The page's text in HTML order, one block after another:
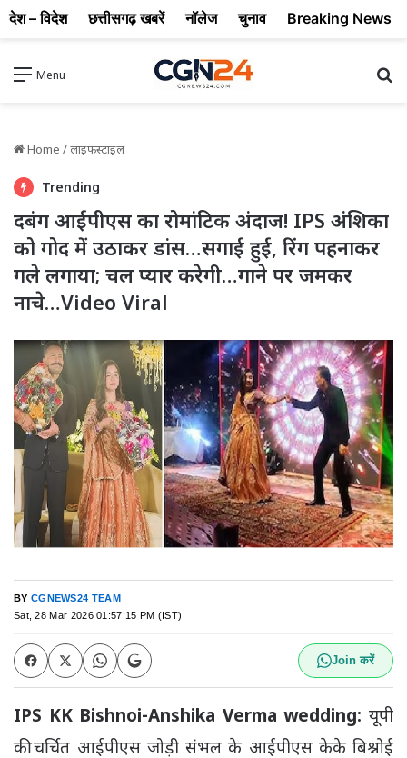
Menu
Home /लाइफस्टाइल
Trending
दबंग आईपीएस का रोमांटिक अंदाज! IPS अंशिका
को गोद में उठाकर डांस…सगाई हुई, रिंग पहनाकर
गले लगाया; चल प्यार करेगी…गाने पर जमकर
नाचे…Video Viral
BY CGNEWS24 TEAM
Sat, 28 Mar 2026 01:57:15 PM (IST)
Join करें
IPS KK Bishnoi-Anshika Verma wedding: यूपी
की चर्चित आईपीएस जोड़ी संभल के आईपीएस केके बिश्नोई
देश – विदेश छत्तीसगढ़ खबरें नॉलेज चुनाव Breaking News